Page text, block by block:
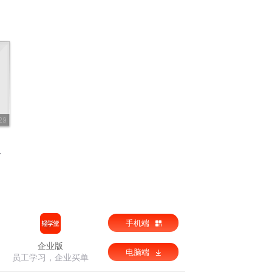
企业版
员工学习，企业买单
手机端
电脑端